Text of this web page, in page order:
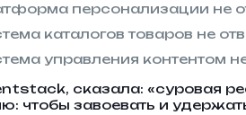
персонализации не
каталогов товаров не
управления контентом
сказала: «суровая
чтобы завоевать и